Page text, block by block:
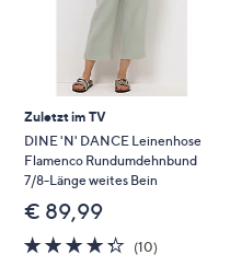
Zuletzt im TV
DINE 'N' DANCE Leinenhose
Flamenco Rundumdehnbund
7/8-Länge weites Bein
€ 89,99
4.3
von
(10)